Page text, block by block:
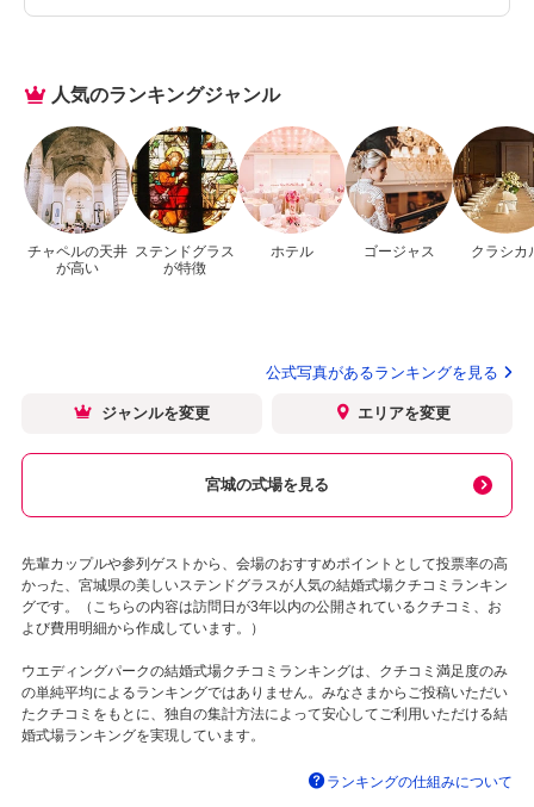
人気のランキングジャンル
チャペルの天井
が高い
ステンドグラス
が特徴
ホテル ゴージャス クラシカ
公式写真があるランキングを見る
ジャンルを変更 エリアを変更
宮城の式場を見る
先輩カップルや参列ゲストから、会場のおすすめポイントとして投票率の高
かった、宮城県の美しいステンドグラスが人気の結婚式場クチコミランキン
グです。（こちらの内容は訪問日が3年以内の公開されているクチコミ、お
よび費用明細から作成しています。）
ウエディングパークの結婚式場クチコミランキングは、クチコミ満足度のみ
の単純平均によるランキングではありません。みなさまからご投稿いただい
たクチコミをもとに、独自の集計方法によって安心してご利用いただける結
婚式場ランキングを実現しています。
ランキングの仕組みについて